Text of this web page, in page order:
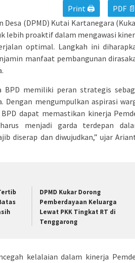
Print 🖨
PDF 📄
Desa (DPMD) Kutai Kartanegara
lebih proaktif dalam mengawasi
optimal. Langkah ini
manfaat pembangunan
BPD memiliki peran strategis
mengumpulkan aspirasi
dapat memastikan kinerja
menjadi garda terdepan
diserap dan diwujudkan,” ujar
DPMD Kukar Dorong
Pemberdayaan Keluarga
Lewat PKK Tingkat RT di
Tenggarong
kelalaian dalam kinerja